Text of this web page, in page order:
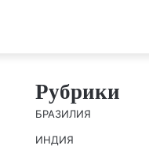
Рубрики
БРАЗИЛИЯ
ИНДИЯ